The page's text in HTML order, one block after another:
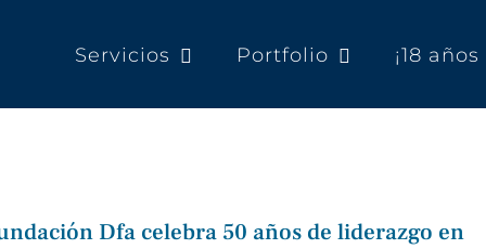
Servicios Portfolio ¡18
Dfa celebra 50 años de liderazgo en